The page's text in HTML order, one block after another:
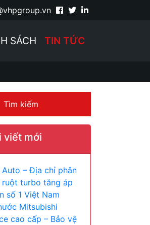
SÁCH TIN TỨC
Tìm kiếm
viết mới
Auto – Địa chỉ phân
ruột turbo tăng áp
số 1 Việt Nam
Mitsubishi
cao cấp – Bảo vệ